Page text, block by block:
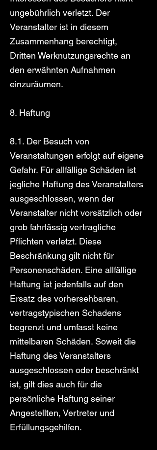
ungebührlich verletzt. Der
Veranstalter ist in diesem
Zusammenhang berechtigt,
Dritten Werknutzungsrechte an
den erwähnten Aufnahmen
einzuräumen.
8. Haftung
8.1. Der Besuch von
Veranstaltungen erfolgt auf eigene
Gefahr. Für allfällige Schäden ist
jegliche Haftung des Veranstalters
ausgeschlossen, wenn der
Veranstalter nicht vorsätzlich oder
grob fahrlässig vertragliche
Pflichten verletzt. Diese
Beschränkung gilt nicht für
Personenschäden. Eine allfällige
Haftung ist jedenfalls auf den
Ersatz des vorhersehbaren,
vertragstypischen Schadens
begrenzt und umfasst keine
mittelbaren Schäden. Soweit die
Haftung des Veranstalters
ausgeschlossen oder beschränkt
ist, gilt dies auch für die
persönliche Haftung seiner
Angestellten, Vertreter und
Erfüllungsgehilfen.